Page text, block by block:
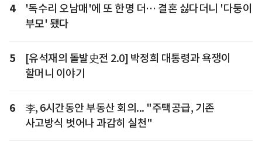
4
'독수리 오남매'에 또 한명 더… 결혼 싫다더니 '다둥이
부모' 됐다
5
[유석재의 돌발史전 2.0] 박정희 대통령과 욕쟁이
할머니 이야기
6
李, 6시간동안 부동산 회의... "주택공급, 기존
사고방식 벗어나 과감히 실천"